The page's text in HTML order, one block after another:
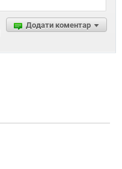
Додати коментар